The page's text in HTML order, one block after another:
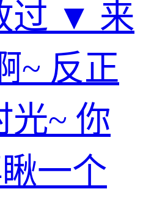
过 ▼ 来
~ 反正
光~ 你
一个